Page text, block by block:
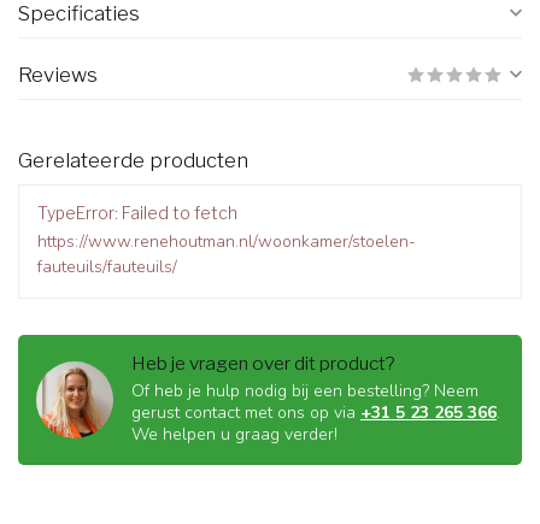
Specificaties
Reviews
Gerelateerde producten
TypeError: Failed to fetch
https://www.renehoutman.nl/woonkamer/stoelen-
fauteuils/fauteuils/
Heb je vragen over dit product?
Of heb je hulp nodig bij een bestelling? Neem
gerust contact met ons op via +31 5 23 265 366.
We helpen u graag verder!